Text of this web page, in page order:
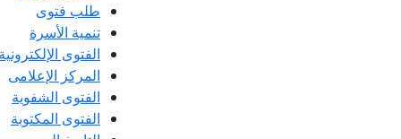
طلب فتوى
تنمية الأسرة
الفتوى الإلكترونية
المركز الإعلامى
الفتوى الشفوية
الفتوى المكتوبة